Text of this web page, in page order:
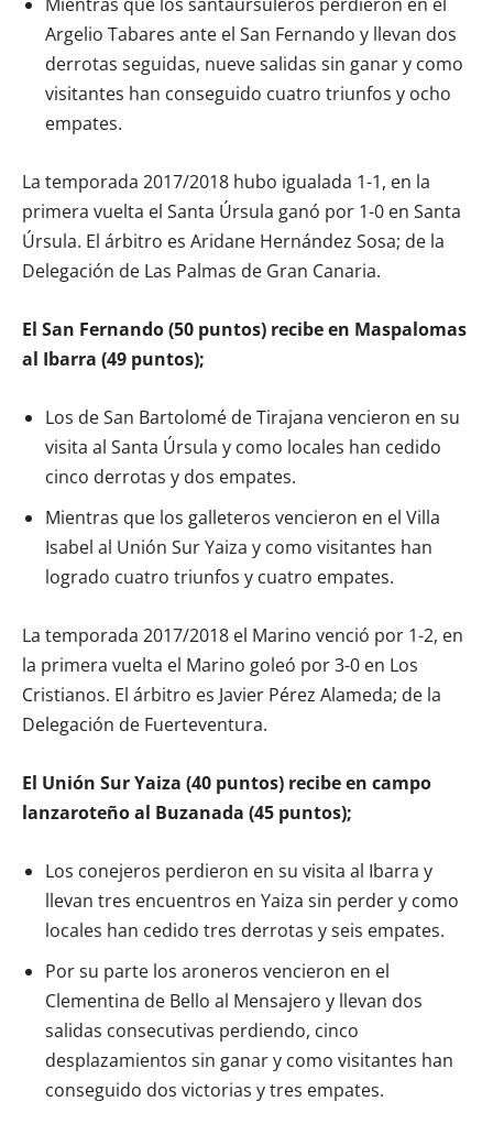
Argelio Tabares ante el San Fernando y llevan dos
derrotas seguidas, nueve salidas sin ganar y como
visitantes han conseguido cuatro triunfos y ocho
empates.
La temporada 2017/2018 hubo igualada 1-1, en la
primera vuelta el Santa Úrsula ganó por 1-0 en Santa
Úrsula. El árbitro es Aridane Hernández Sosa; de la
Delegación de Las Palmas de Gran Canaria.
El San Fernando (50 puntos) recibe en Maspalomas
al Ibarra (49 puntos);
Los de San Bartolomé de Tirajana vencieron en su
visita al Santa Úrsula y como locales han cedido
cinco derrotas y dos empates.
Mientras que los galleteros vencieron en el Villa
Isabel al Unión Sur Yaiza y como visitantes han
logrado cuatro triunfos y cuatro empates.
La temporada 2017/2018 el Marino venció por 1-2, en
la primera vuelta el Marino goleó por 3-0 en Los
Cristianos. El árbitro es Javier Pérez Alameda; de la
Delegación de Fuerteventura.
El Unión Sur Yaiza (40 puntos) recibe en campo
lanzaroteño al Buzanada (45 puntos);
Los conejeros perdieron en su visita al Ibarra y
llevan tres encuentros en Yaiza sin perder y como
locales han cedido tres derrotas y seis empates.
Por su parte los aroneros vencieron en el
Clementina de Bello al Mensajero y llevan dos
salidas consecutivas perdiendo, cinco
desplazamientos sin ganar y como visitantes han
conseguido dos victorias y tres empates.